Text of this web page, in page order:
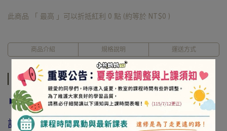
此商品 「 最高 」可以折抵紅利 0 點 (約等於 NT$0 )
商品介紹 規格說明 運送方式
商品介紹
► 注意事項
訂購前請詳閱「線上訂購流程說明」及「退換